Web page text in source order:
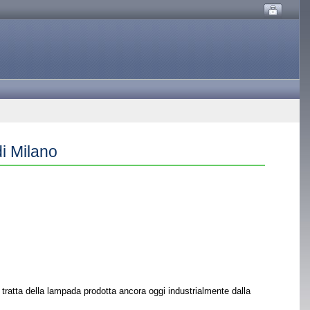
Milano
della lampada prodotta ancora oggi industrialmente dalla